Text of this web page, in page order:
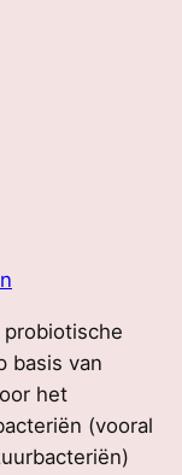
basis van
het
(vooral